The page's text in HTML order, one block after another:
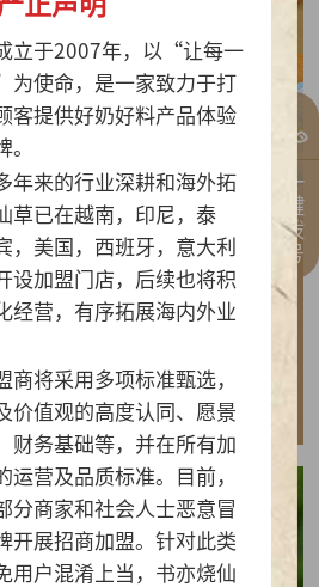
一键拨号
烧仙草以“有料品类之王”拿
立于2007年，以“让每一
为使命，是一家致力于打
客提供好奶好料产品体验
。
年来的行业深耕和海外拓
草已在越南，印尼，泰
，美国，西班牙，意大利
设加盟门店，后续也将积
经营，有序拓展海内外业
商将采用多项标准甄选，
价值观的高度认同、愿景
财务基础等，并在所有加
运营及品质标准。目前，
分商家和社会人士恶意冒
开展招商加盟。针对此类
用户混淆上当，书亦烧仙